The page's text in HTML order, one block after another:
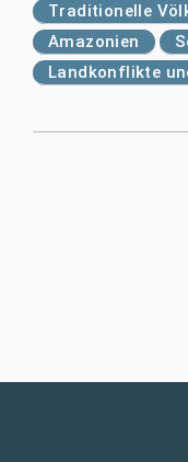
Traditionelle
Amazonien
Landkonflikte